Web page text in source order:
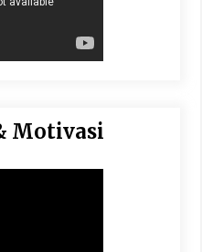
Motivasi